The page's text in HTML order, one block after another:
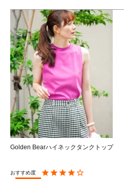
Golden Bearハイネックタンクトップ